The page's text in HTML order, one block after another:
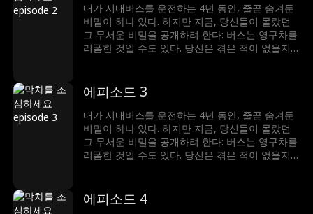
내가 시내버스를 운전하는 4년 동안, 줄곧 숨겨둔
비밀이 하나 있다. 하지만 지금, 당신들이 몰랐던
그 무서운 비밀을 공개하려 한다: 버스는 영구차를
리폼한 것일 수도 있다. 당신은 겪은 적이 없을지
에피소드 3
내가 시내버스를 운전하는 4년 동안, 줄곧 숨겨둔
비밀이 하나 있다. 하지만 지금, 당신들이 몰랐던
그 무서운 비밀을 공개하려 한다: 버스는 영구차를
리폼한 것일 수도 있다. 당신은 겪은 적이 없을지
에피소드 4